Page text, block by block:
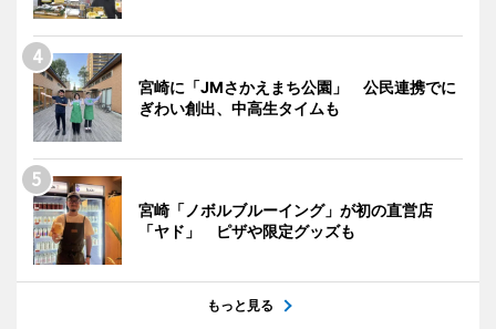
宮崎に「JMさかえまち公園」 公民連携でに
ぎわい創出、中高生タイムも
宮崎「ノボルブルーイング」が初の直営店
「ヤド」 ピザや限定グッズも
もっと見る